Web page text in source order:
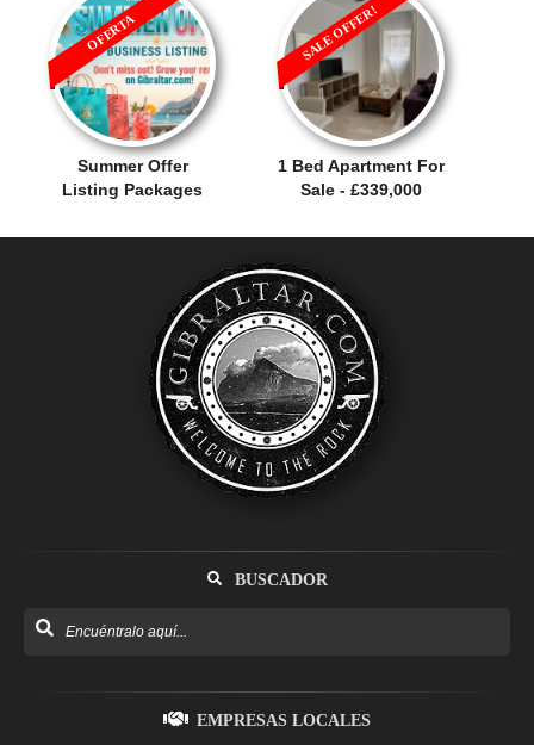
Summer Offer
Listing Packages
OFERTA
1 Bed Apartment For
Sale - £339,000
SALE OFFER!
BUSCADOR
EMPRESAS LOCALES